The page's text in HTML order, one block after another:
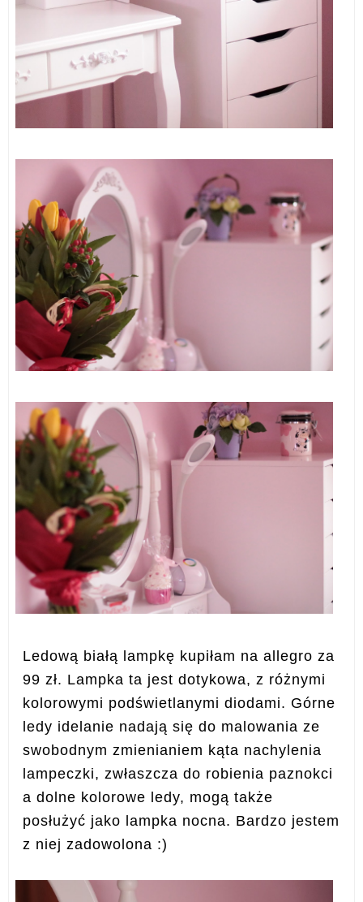
Ledową białą lampkę kupiłam na allegro za
99 zł. Lampka ta jest dotykowa, z różnymi
kolorowymi podświetlanymi diodami. Górne
ledy idelanie nadają się do malowania ze
swobodnym zmienianiem kąta nachylenia
lampeczki, zwłaszcza do robienia paznokci
a dolne kolorowe ledy, mogą także
posłużyć jako lampka nocna. Bardzo jestem
z niej zadowolona :)